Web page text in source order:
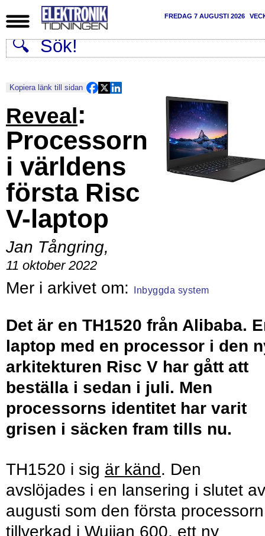
FREDAG 7 AUGUSTI 2026
Kopiera länk till sidan
Reveal:
Processorn
i världens
första Risc
V-laptop
Jan Tångring,
11 oktober 2022
Inbyggda system
Det är en TH1520 från Alibaba.
laptop med en processor i den
arkitekturen Risc V har gått att
beställa i sedan i juli. Men
processorns identitet har varit
grisen i säcken fram tills nu.
TH1520 i sig är känd. Den
avslöjades i en lansering i slutet av
augusti som den första processorn
tillverkad i Wujian 600, ett ny